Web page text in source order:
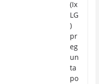
(Ix
LG
)
pr
eg
un
ta
po